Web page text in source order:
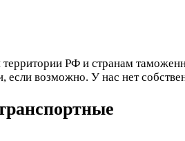
территории РФ и странам
если возможно. У нас нет